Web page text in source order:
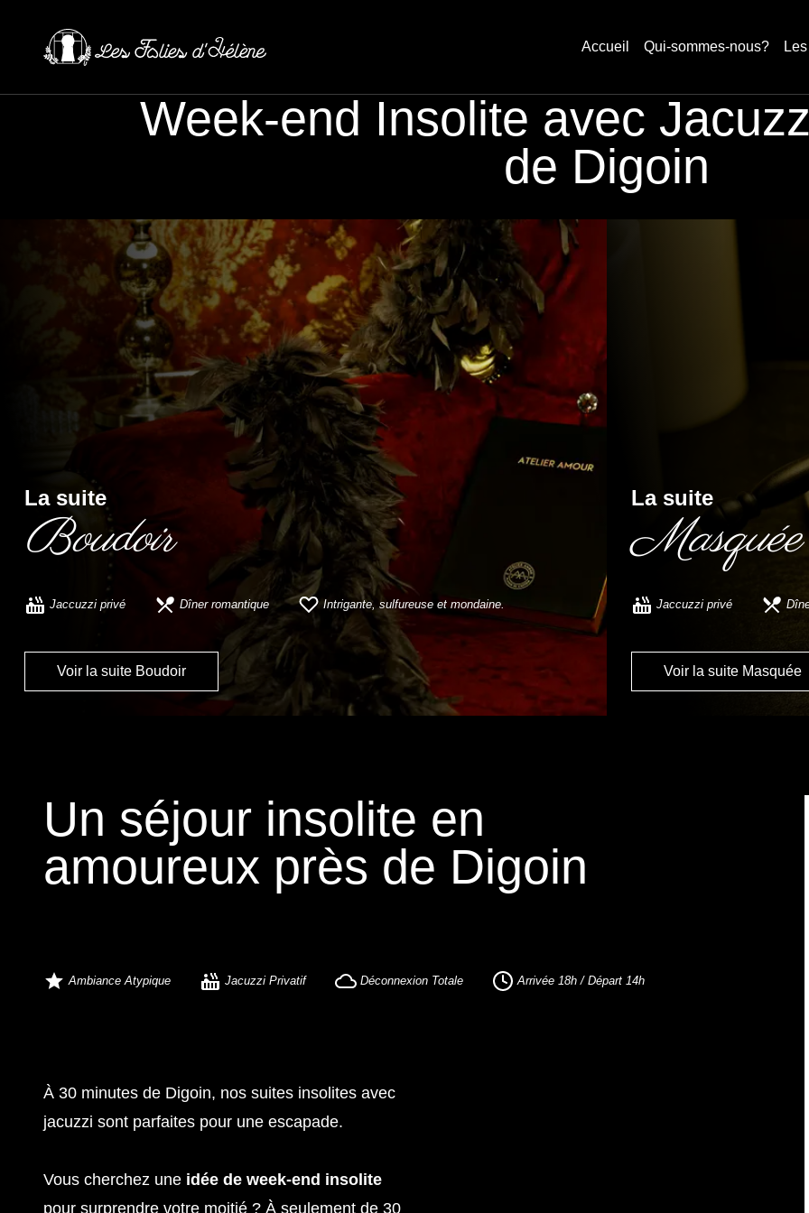
Accueil Qui-sommes-nous?
Week-end Insolite avec
de Digoin
La suite
Boudoir
Jaccuzzi privé Dîner romantique Intrigante, sulfureuse et mondaine.
Voir la suite Boudoir
La suite
Masquée
Jaccuzzi privé
Voir la suite Masquée
Un séjour insolite en
amoureux près de Digoin
Ambiance Atypique Jacuzzi Privatif Déconnexion Totale Arrivée 18h / Départ 14h
À 30 minutes de Digoin, nos suites insolites avec
jacuzzi sont parfaites pour une escapade.
Vous cherchez une idée de week-end insolite
pour surprendre votre moitié ? À seulement de 30